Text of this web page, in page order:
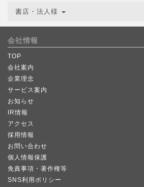
書店・法人様
会社情報
TOP
会社案内
企業理念
サービス案内
お知らせ
IR情報
アクセス
採用情報
お問い合わせ
個人情報保護
免責事項・著作権等
SNS利用ポリシー